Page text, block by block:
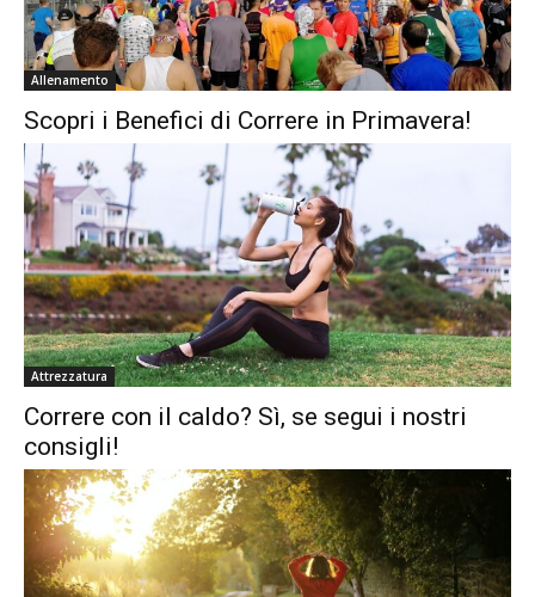
Allenamento
Scopri i Benefici di Correre in Primavera!
Attrezzatura
Correre con il caldo? Sì, se segui i nostri
consigli!